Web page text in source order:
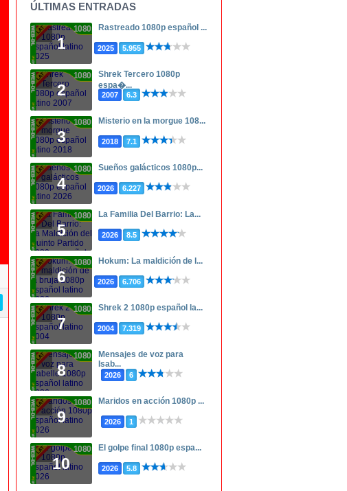
ÚLTIMAS ENTRADAS
1
1080p Rastreado 1080p español ...
2025 5.955
2
1080p
Shrek Tercero 1080p
espa�...
2007 6.3
3
1080p Misterio en la morgue 108...
2018 7.1
4
1080p Sueños galácticos 1080p...
2026 6.227
5
1080p La Familia Del Barrio: La...
2026 8.5
6
1080p Hokum: La maldición de l...
2026 6.706
7
1080p Shrek 2 1080p español la...
2004 7.319
8
1080p
Mensajes de voz para
Isab...
2026 6
9
1080p Maridos en acción 1080p ...
2026 1
10
1080p El golpe final 1080p espa...
2026 5.8